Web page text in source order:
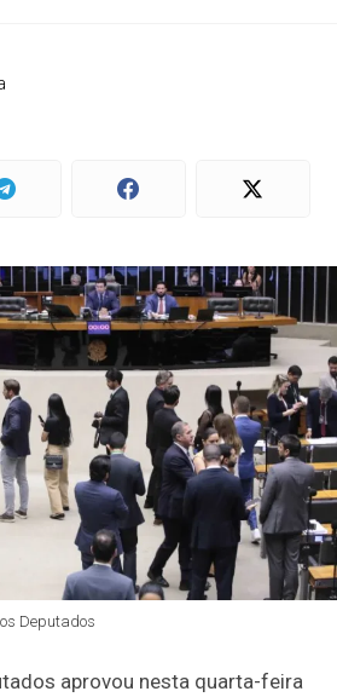
Deputados
aprovou nesta quarta-feira